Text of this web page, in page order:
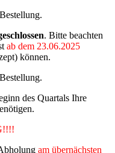
. Bitte beachten
ab dem 23.06.2025
können.
des Quartals Ihre
am übernächsten